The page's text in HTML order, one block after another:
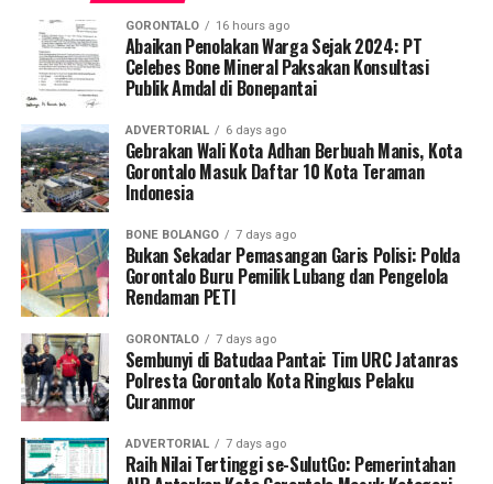
Selain alat berat, petugas menyita sederet barang bukti
operasional tambang ilegal, di antaranya mesin alkon,
karpet penyaring emas, pipa sambungan, selang
gabang, linggis, ember berisi sampel material tanah,
serta dua unit radio komunikasi (
Polisi turut mengamankan dua pria berinisial KR, yang
bertindak sebagai operator ekskavator, serta FM, yang
diduga kuat berperan sebagai pemodal sekaligus pemilik
alat berat tersebut.
Kapolres Pohuwato AKBP H. Busroni, S.I.K., M.H.
melalui Kasat Reskrim IPTU Renly H. Turangan, S.H.
menegaskan bahwa operasi penindakan ini merupakan
bukti nyata komitmen kepolisian dalam menegakkan
hukum tanpa pandang bulu terhadap segala bentuk
perusakan lingkungan.
“Kami tidak akan mentoleransi aktivitas pertambangan
GORONTALO 16 hours ago
Abaikan Penolakan Warga Sejak 2024: PT
Celebes Bone Mineral Paksakan Konsultasi
Publik Amdal di Bonepantai
ADVERTORIAL 6 days ago
Gebrakan Wali Kota Adhan Berbuah Manis, Kota
Gorontalo Masuk Daftar 10 Kota Teraman
Indonesia
BONE BOLANGO 7 days ago
Bukan Sekadar Pemasangan Garis Polisi: Polda
Gorontalo Buru Pemilik Lubang dan Pengelola
Rendaman PETI
GORONTALO 7 days ago
Sembunyi di Batudaa Pantai: Tim URC Jatanras
Polresta Gorontalo Kota Ringkus Pelaku
Curanmor
ADVERTORIAL 7 days ago
Raih Nilai Tertinggi se-SulutGo: Pemerintahan